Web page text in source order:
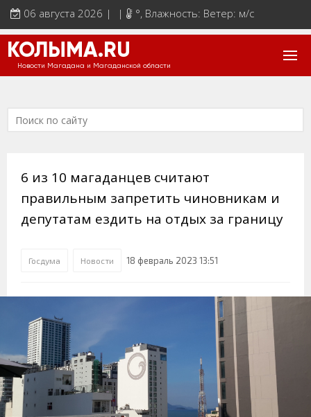
06 августа 2026 | | °, Влажность: Ветер: м/с
КОЛЫМА.RU
Новости Магадана и Магаданской области
6 из 10 магаданцев считают
правильным запретить чиновникам и
депутатам ездить на отдых за границу
Госдума Новости 18 февраль 2023 13:51